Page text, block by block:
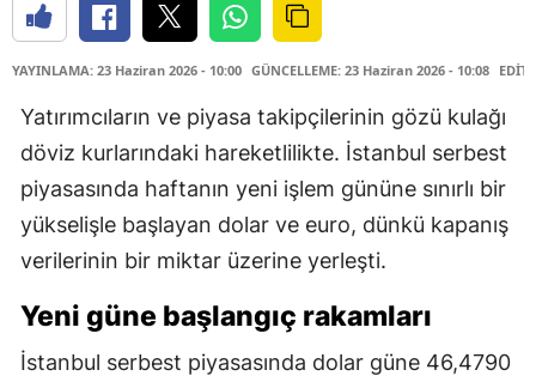
YAYINLAMA: 23 Haziran 2026 - 10:00 GÜNCELLEME: 23 Haziran 2026 - 10:08
Yatırımcıların ve piyasa takipçilerinin gözü kulağı
döviz kurlarındaki hareketlilikte. İstanbul serbest
piyasasında haftanın yeni işlem gününe sınırlı bir
yükselişle başlayan dolar ve euro, dünkü kapanış
verilerinin bir miktar üzerine yerleşti.
Yeni güne başlangıç rakamları
İstanbul serbest piyasasında dolar güne 46,4790